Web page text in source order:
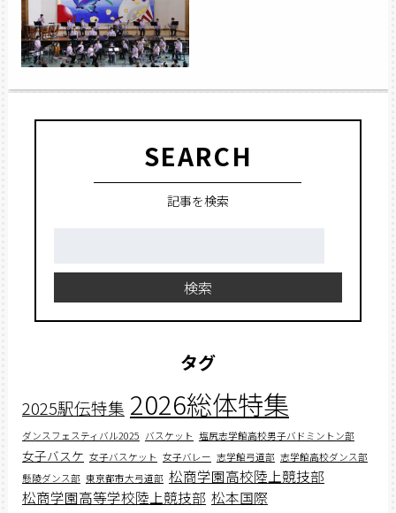
SEARCH
記事を検索
検索
タグ
2025駅伝特集 2026総体特集
ダンスフェスティバル2025 バスケット 塩尻志学館高校男子バドミントン部
女子バスケ 女子バスケット 女子バレー 志学館弓道部 志学館高校ダンス部
懸陵ダンス部 東京都市大弓道部 松商学園高校陸上競技部
松商学園高等学校陸上競技部 松本国際